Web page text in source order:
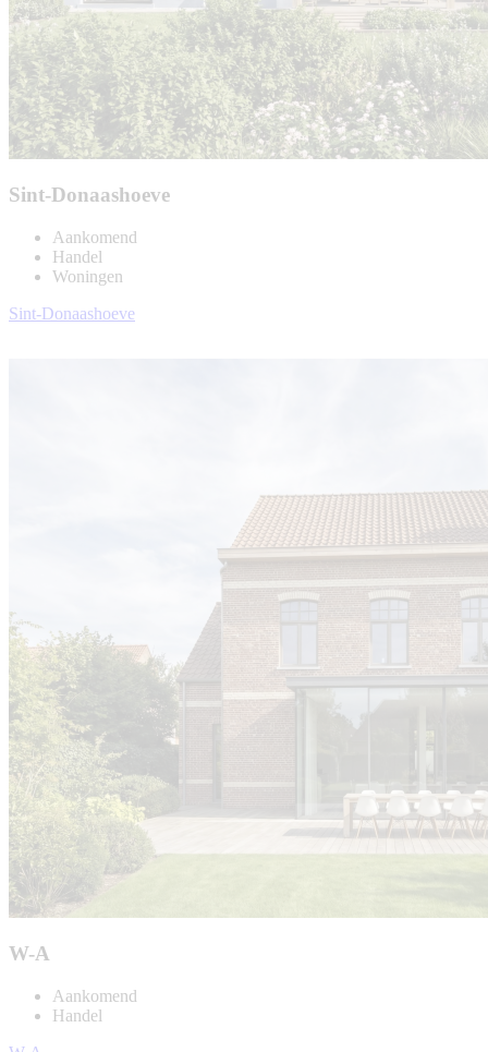
Sint-Donaashoeve
Aankomend
Handel
Woningen
Sint-Donaashoeve
W-A
Aankomend
Handel